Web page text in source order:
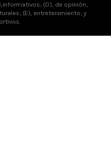
(O), de opinión;
(E), entretenimiento; y